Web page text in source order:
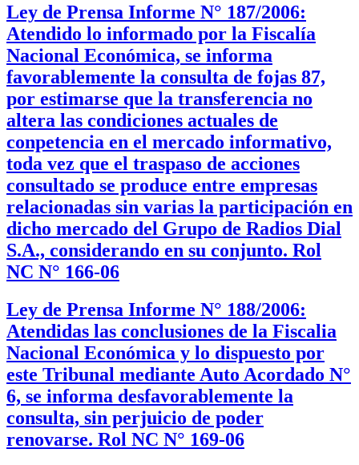
Ley de Prensa Informe N° 187/2006:
Atendido lo informado por la Fiscalía
Nacional Económica, se informa
favorablemente la consulta de fojas 87,
por estimarse que la transferencia no
altera las condiciones actuales de
conpetencia en el mercado informativo,
toda vez que el traspaso de acciones
consultado se produce entre empresas
relacionadas sin varias la participación en
dicho mercado del Grupo de Radios Dial
S.A., considerando en su conjunto. Rol
NC N° 166-06
Ley de Prensa Informe N° 188/2006:
Atendidas las conclusiones de la Fiscalia
Nacional Económica y lo dispuesto por
este Tribunal mediante Auto Acordado N°
6, se informa desfavorablemente la
consulta, sin perjuicio de poder
renovarse. Rol NC N° 169-06